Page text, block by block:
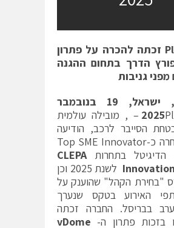
זכתה להכרה על פתרון
הדרך בתחום ההגנה
גניבות
תל-אביב, ישראל, 19 בנובמבר
PlaxidityX – , מובילה עולמית
הסייבר לרכב, הודיעה
היום כי נבחרה כ-Top SME Innovator
הדיגיטל בתחרותCLEPA
לשנת 2025 וכן
"בחירת הקהל" שהוענק על
האירוע בטקס שנערך
בבריסל. החברה זכתה
בזכות פתרון ה- vDome